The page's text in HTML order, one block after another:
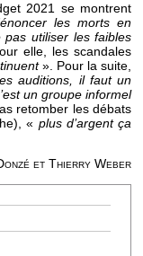
2021 se montrent
les morts en
pas utiliser les faibles
elle, les scandales
». Pour la suite,
auditions, il faut un
un groupe informel
retomber les débats
« plus d’argent ça
et Thierry Weber